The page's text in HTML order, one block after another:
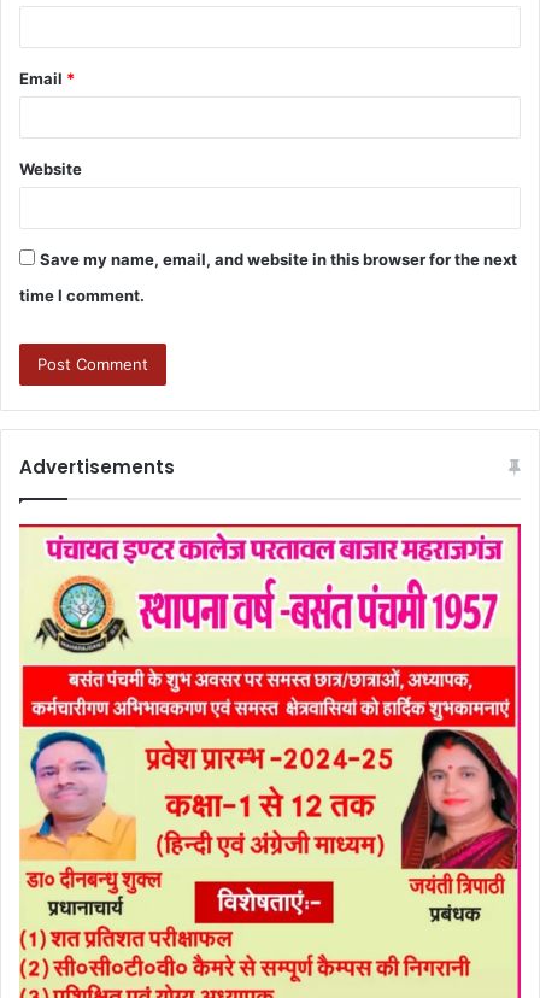
Email *
Website
Save my name, email, and website in this browser for the next
time I comment.
Advertisements